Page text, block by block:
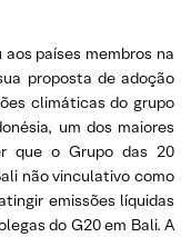
países membros na
proposta de adoção
climáticas do grupo
um dos maiores
que o Grupo das 20
não vinculativo como
emissões líquidas
do G20 em Bali. A